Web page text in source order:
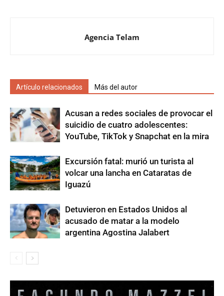
Agencia Telam
Artículo relacionados Más del autor
Acusan a redes sociales de provocar el
suicidio de cuatro adolescentes:
YouTube, TikTok y Snapchat en la mira
Excursión fatal: murió un turista al
volcar una lancha en Cataratas de
Iguazú
Detuvieron en Estados Unidos al
acusado de matar a la modelo
argentina Agostina Jalabert